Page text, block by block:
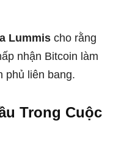
Lummis cho rằng
nhận Bitcoin làm
phủ liên bang.
Trong Cuộc